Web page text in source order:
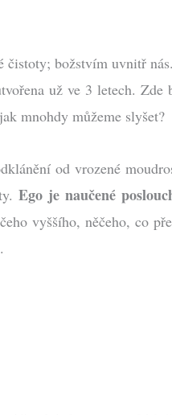
čistoty; božstvím uvnitř
už ve 3 letech.
mnohdy můžeme slyšet?
od vrozené
Ego je naučené
vyššího, něčeho, co